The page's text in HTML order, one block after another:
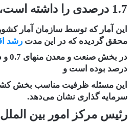
1.7 درصدی را داشته است، اظهار داشت:
این آمار که توسط سازمان آمار
محقق گردیده که در این مدت رشد
درصد بوده است و
این مسئله ظرفیت مناسب بخش
سرمایه گذاری نشان می‌دهد.
رئیس مرکز امور بین